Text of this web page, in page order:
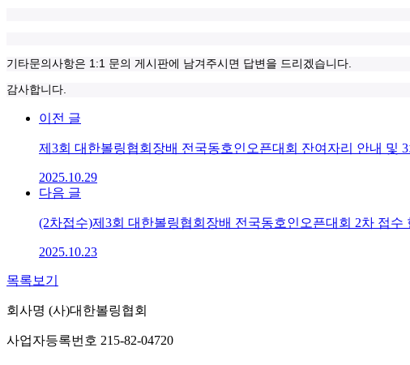
기타문의사항은 1:1 문의 게시판에 남겨주시면 답변을 드리겠습니다.
감사합니다.
이전 글
제3회 대한볼링협회장배 전국동호인오픈대회 잔여자리 안내 및
2025.10.29
다음 글
(2차접수)제3회 대한볼링협회장배 전국동호인오픈대회 2차 접수
2025.10.23
목록보기
회사명 (사)대한볼링협회
사업자등록번호 215-82-04720